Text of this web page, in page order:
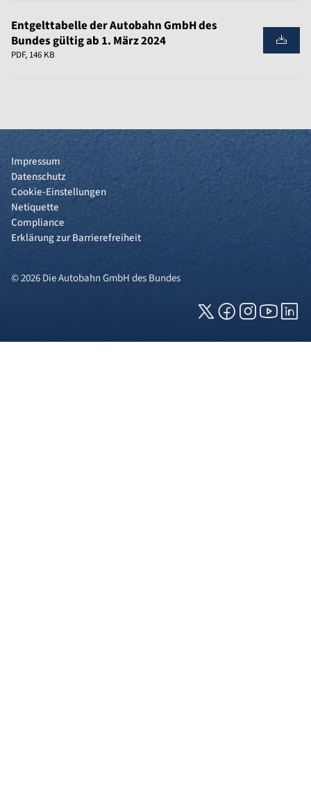
Entgelttabelle der Autobahn GmbH des
Bundes gültig ab 1. März 2024
PDF, 146 KB
Impressum
Datenschutz
Cookie-Einstellungen
Netiquette
Compliance
Erklärung zur Barrierefreiheit
© 2026 Die Autobahn GmbH des Bundes